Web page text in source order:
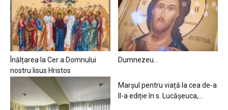
Înălțarea la Cer a Domnului
nostru Iisus Hristos
Dumnezeu…
Marșul pentru viață la cea de-a
II-a ediție în s. Lucășeuca,...